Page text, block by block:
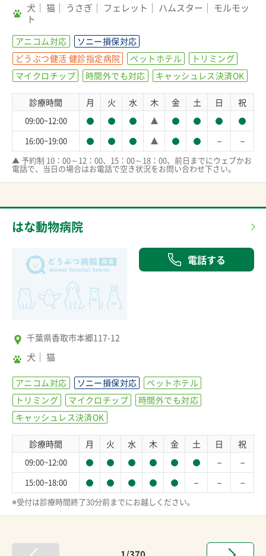
犬 猫 うさぎ フェレット ハムスター
モルモッ
ト
アニコム対応
ソニー損保対応
どうぶつ健活 健診指定病院
ペットホテル
トリミング
マイクロチップ
時間外でも対応 キャッシュレス決済OK
診療時間 月 火 水 木 金 土 日 祝
09:00~12:00
16:00~19:00
－ －
▲ 予約制 10：00～12：00、15：00～18：00、前日までにウェブかお
電話で、当日の場合はお電話で空き状況をお問い合わせ下さい。
はな動物病院
電話する
千葉県香取市本郷117-12
犬 猫
アニコム対応 ソニー損保対応
ペットホテル
トリミング
マイクロチップ
時間外でも対応
キャッシュレス決済OK
診療時間 月 火 水 木 金 土 日 祝
09:00~12:00 － －
15:00~18:00 － － －
※受付は診療時間終了30分前までにお越しください。